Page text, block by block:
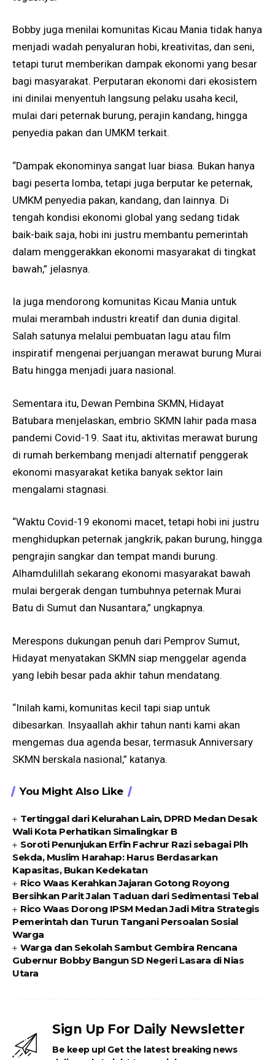
Bobby juga menilai komunitas Kicau Mania tidak hanya
menjadi wadah penyaluran hobi, kreativitas, dan seni,
tetapi turut memberikan dampak ekonomi yang besar
bagi masyarakat. Perputaran ekonomi dari ekosistem
ini dinilai menyentuh langsung pelaku usaha kecil,
mulai dari peternak burung, perajin kandang, hingga
penyedia pakan dan UMKM terkait.
“Dampak ekonominya sangat luar biasa. Bukan hanya
bagi peserta lomba, tetapi juga berputar ke peternak,
UMKM penyedia pakan, kandang, dan lainnya. Di
tengah kondisi ekonomi global yang sedang tidak
baik-baik saja, hobi ini justru membantu pemerintah
dalam menggerakkan ekonomi masyarakat di tingkat
bawah,” jelasnya.
Ia juga mendorong komunitas Kicau Mania untuk
mulai merambah industri kreatif dan dunia digital.
Salah satunya melalui pembuatan lagu atau film
inspiratif mengenai perjuangan merawat burung Murai
Batu hingga menjadi juara nasional.
Sementara itu, Dewan Pembina SKMN, Hidayat
Batubara menjelaskan, embrio SKMN lahir pada masa
pandemi Covid-19. Saat itu, aktivitas merawat burung
di rumah berkembang menjadi alternatif penggerak
ekonomi masyarakat ketika banyak sektor lain
mengalami stagnasi.
“Waktu Covid-19 ekonomi macet, tetapi hobi ini justru
menghidupkan peternak jangkrik, pakan burung, hingga
pengrajin sangkar dan tempat mandi burung.
Alhamdulillah sekarang ekonomi masyarakat bawah
mulai bergerak dengan tumbuhnya peternak Murai
Batu di Sumut dan Nusantara,” ungkapnya.
Merespons dukungan penuh dari Pemprov Sumut,
Hidayat menyatakan SKMN siap menggelar agenda
yang lebih besar pada akhir tahun mendatang.
“Inilah kami, komunitas kecil tapi siap untuk
dibesarkan. Insyaallah akhir tahun nanti kami akan
mengemas dua agenda besar, termasuk Anniversary
SKMN berskala nasional,” katanya.
You Might Also Like
Tertinggal dari Kelurahan Lain, DPRD Medan Desak
Wali Kota Perhatikan Simalingkar B
Soroti Penunjukan Erfin Fachrur Razi sebagai Plh
Sekda, Muslim Harahap: Harus Berdasarkan
Kapasitas, Bukan Kedekatan
Rico Waas Kerahkan Jajaran Gotong Royong
Bersihkan Parit Jalan Taduan dari Sedimentasi Tebal
Rico Waas Dorong IPSM Medan Jadi Mitra Strategis
Pemerintah dan Turun Tangani Persoalan Sosial
Warga
Warga dan Sekolah Sambut Gembira Rencana
Gubernur Bobby Bangun SD Negeri Lasara di Nias
Utara
Sign Up For Daily Newsletter
Be keep up! Get the latest breaking news